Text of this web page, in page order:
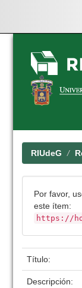
Skip
navigation
RIUdeG
Por favor,
este ítem:
https://
Título:
Descripción: